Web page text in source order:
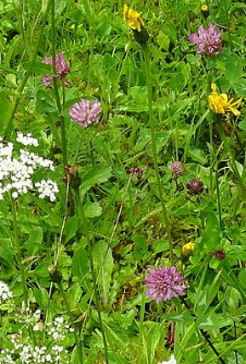
Datenschutz
Ihre Werbung bei
uns?
E-Mail
Imst